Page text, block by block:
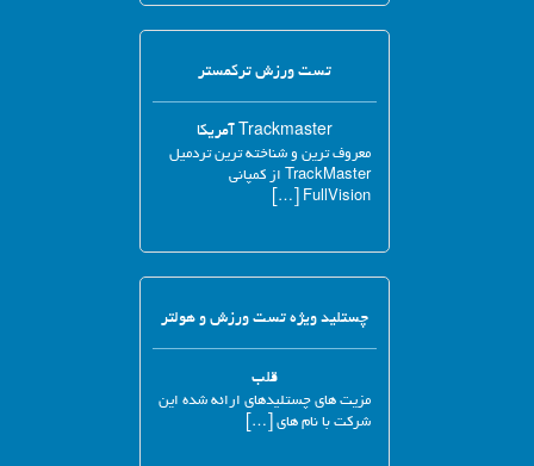
تست ورزش ترکمستر
Trackmaster آمریکا
معروف ترین و شناخته ترین تردمیل
TrackMaster از کمپانی
FullVision […]
چستلید ویژه تست ورزش و هولتر
قلب
مزیت های چستلیدهای ارائه شده این
شرکت با نام های […]